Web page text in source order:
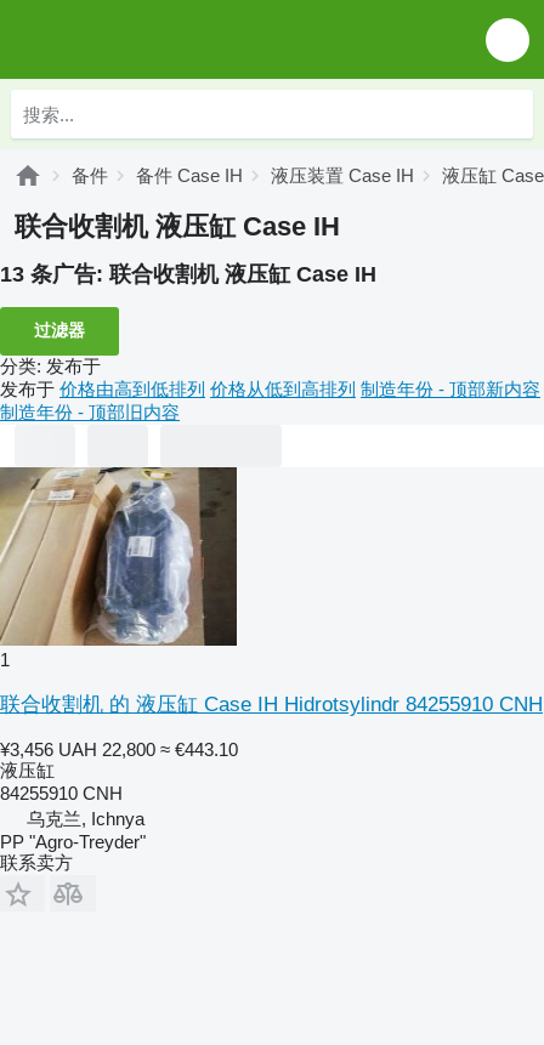
备件 备件 Case IH 液压装置 Case IH 液压缸
联合收割机 液压缸 Case IH
13 条广告: 联合收割机 液压缸 Case IH
过滤器
分类: 发布于
发布于 价格由高到低排列 价格从低到高排列 制造年份 - 顶部新内容
制造年份 - 顶部旧内容
1
联合收割机 的 液压缸 Case IH Hidrotsylindr 84255910 CNH
¥3,456 UAH 22,800 ≈ €443.10
液压缸
84255910 CNH
乌克兰, Ichnya
PP "Agro-Treyder"
联系卖方